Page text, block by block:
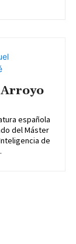
española
del Máster
de